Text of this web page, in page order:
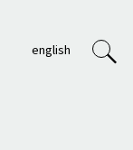
english